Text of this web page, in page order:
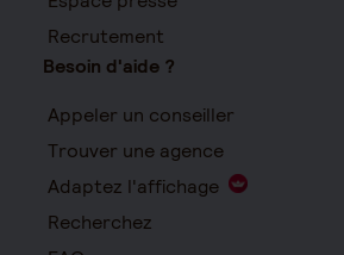
Recrutement
Besoin d'aide ?
Appeler un conseiller
Trouver une agence
Adaptez l'affichage
Recherchez